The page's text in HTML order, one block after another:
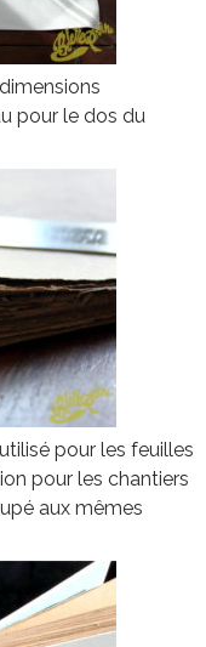
pour le dos du
utilisé pour les feuilles
pour les chantiers
aux mêmes